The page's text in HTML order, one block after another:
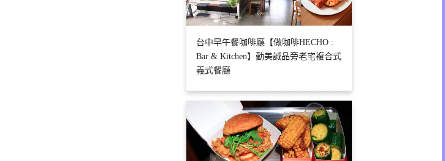
台中早午餐咖啡廳【做咖啡HECHO :
Bar & Kitchen】勤美誠品旁老宅複合式
義式餐廳